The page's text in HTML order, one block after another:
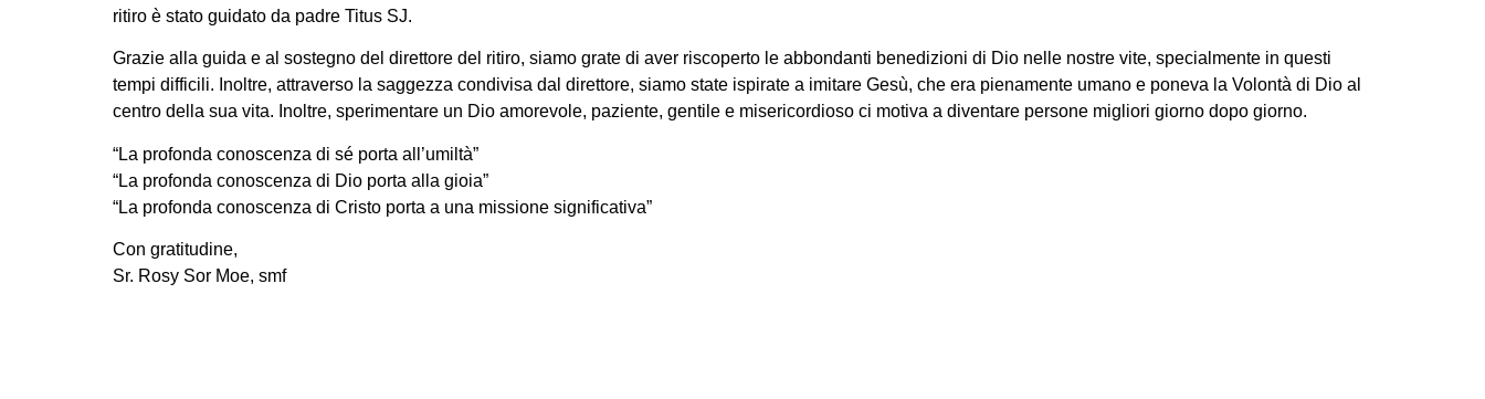
ritiro è stato guidato da padre Titus SJ.
Grazie alla guida e al sostegno del direttore del ritiro, siamo grate di aver riscoperto le abbondanti benedizioni di Dio nelle nostre vite, specialmente in questi
tempi difficili. Inoltre, attraverso la saggezza condivisa dal direttore, siamo state ispirate a imitare Gesù, che era pienamente umano e poneva la Volontà di Dio al
centro della sua vita. Inoltre, sperimentare un Dio amorevole, paziente, gentile e misericordioso ci motiva a diventare persone migliori giorno dopo giorno.
“La profonda conoscenza di sé porta all’umiltà”
“La profonda conoscenza di Dio porta alla gioia”
“La profonda conoscenza di Cristo porta a una missione significativa”
Con gratitudine,
Sr. Rosy Sor Moe, smf